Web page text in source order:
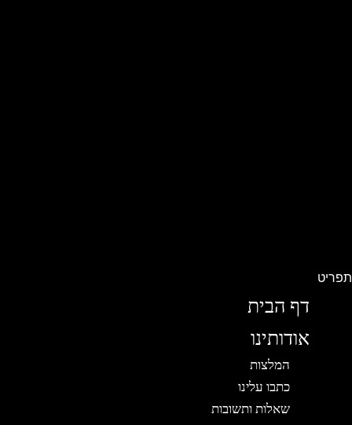
דף הבית
אודותינו
המלצות
כתבו עלינו
שאלות ותשובות